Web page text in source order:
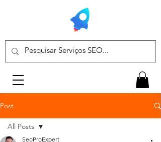
Post
All Posts
SeoProExpert